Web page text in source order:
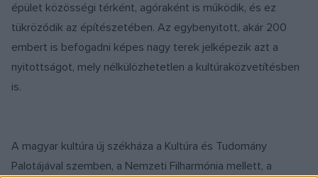
épület közösségi térként, agóraként is működik, és ez
tükröződik az építészetében. Az egybenyitott, akár 200
embert is befogadni képes nagy terek jelképezik azt a
nyitottságot, mely nélkülözhetetlen a kultúraközvetítésben
is.
A magyar kultúra új székháza a Kultúra és Tudomány
Palotájával szemben, a Nemzeti Filharmónia mellett, a